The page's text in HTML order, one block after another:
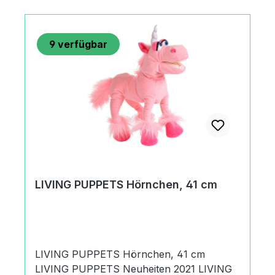
reinigen.HerkunftMade in Thailand or
IndonesiaAngaben zum Hersteller
(Informationspflichten zur GPSR
Produktsicherheitsverordnung) Matthies
Spielprodukte GmbH & Co. KGKurt A.
Körber Chaussee21033 Hamburg,
Deutschland+49 (0) 40 735 85
09office@living-puppets.de
9 verfügbar
LIVING PUPPETS Hörnchen, 41 cm
LIVING PUPPETS Hörnchen, 41 cm
LIVING PUPPETS Neuheiten 2021 LIVING